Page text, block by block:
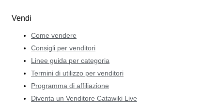
Vendi
Come vendere
Consigli per venditori
Linee guida per categoria
Termini di utilizzo per venditori
Programma di affiliazione
Diventa un Venditore Catawiki Live